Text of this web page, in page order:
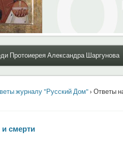
Протоиерея Александра Шаргунова
журналу "Русский Дом"› Ответы
смерти